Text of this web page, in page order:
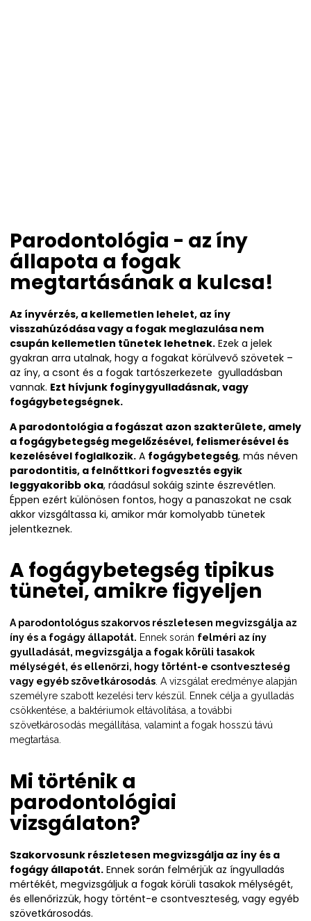
Parodontológia - az íny
állapota a fogak
megtartásának a kulcsa!
Az ínyvérzés, a kellemetlen lehelet, az íny
visszahúzódása vagy a fogak meglazulása nem
csupán kellemetlen tünetek lehetnek. Ezek a jelek
gyakran arra utalnak, hogy a fogakat körülvevő szövetek –
az íny, a csont és a fogak tartószerkezete gyulladásban
vannak. Ezt hívjunk fogínygyulladásnak, vagy
fogágybetegségnek.
A parodontológia a fogászat azon szakterülete, amely
a fogágybetegség megelőzésével, felismerésével és
kezelésével foglalkozik. A fogágybetegség, más néven
parodontitis, a felnőttkori fogvesztés egyik
leggyakoribb oka, ráadásul sokáig szinte észrevétlen.
Éppen ezért különösen fontos, hogy a panaszokat ne csak
akkor vizsgáltassa ki, amikor már komolyabb tünetek
jelentkeznek.
A fogágybetegség tipikus
tünetei, amikre figyeljen
A parodontológus szakorvos részletesen megvizsgálja az
íny és a fogágy állapotát. Ennek során felméri az íny
gyulladását, megvizsgálja a fogak körüli tasakok
mélységét, és ellenőrzi, hogy történt-e csontveszteség
vagy egyéb szövetkárosodás . A vizsgálat eredménye alapján
személyre szabott kezelési terv készül. Ennek célja a gyulladás
csökkentése, a baktériumok eltávolítása, a további
szövetkárosodás megállítása, valamint a fogak hosszú távú
megtartása.
Mi történik a
parodontológiai
vizsgálaton?
Szakorvosunk részletesen megvizsgálja az íny és a
fogágy állapotát. Ennek során felmérjük az íngyulladás
mértékét, megvizsgáljuk a fogak körüli tasakok mélységét,
és ellenőrizzük, hogy történt-e csontveszteség, vagy egyéb
szövetkárosodás.